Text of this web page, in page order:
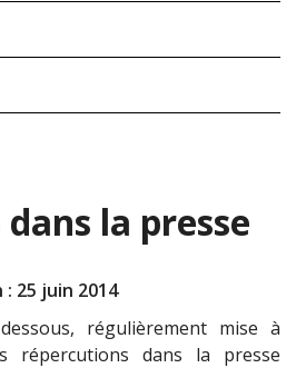
dans la presse
25 juin 2014
régulièrement mise à
répercutions dans la presse